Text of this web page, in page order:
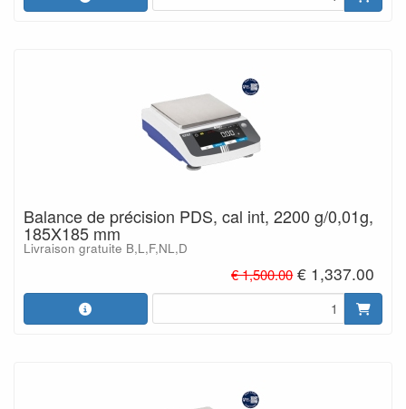
Balance de précision PDS, cal int, 2200 g/0,01g,
185X185 mm
Livraison gratuite B,L,F,NL,D
€ 1,500.00 € 1,337.00